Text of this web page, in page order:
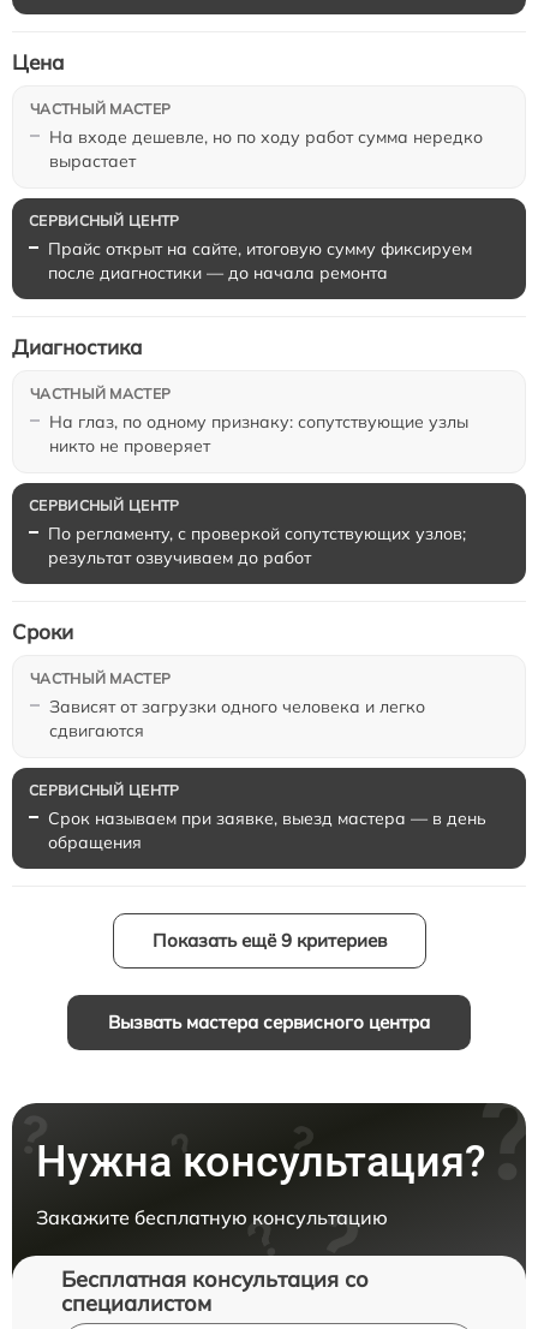
На входе дешевле, но по ходу работ сумма нередко
вырастает
Цена
Прайс открыт на сайте, итоговую сумму фиксируем
после диагностики — до начала ремонта
На глаз, по одному признаку: сопутствующие узлы
никто не проверяет
Диагностика
По регламенту, с проверкой сопутствующих узлов;
результат озвучиваем до работ
Зависят от загрузки одного человека и легко
сдвигаются
Сроки
Срок называем при заявке, выезд мастера — в день
обращения
Показать ещё 9 критериев
Вызвать мастера сервисного центра
Нужна консультация?
Закажите бесплатную консультацию
Бесплатная консультация со
специалистом